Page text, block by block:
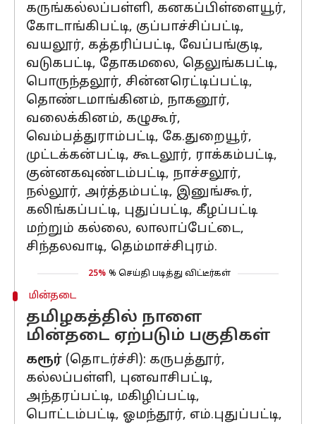
கருங்கல்லப்பள்ளி, கனகப்பிள்ளையூர்,
கோடாங்கிபட்டி, குப்பாச்சிப்பட்டி,
வயலூர், கத்தரிப்பட்டி, வேப்பங்குடி,
வடுகபட்டி, தோகமலை, தெலுங்கபட்டி,
பொருந்தலூர், சின்னரெட்டிப்பட்டி,
தொண்டமாங்கினம், நாகனூர்,
வலைக்கினம், கழுகூர்,
வெம்பத்துராம்பட்டி, கே.துறையூர்,
முட்டக்கன்பட்டி, கூடலூர், ராக்கம்பட்டி,
குன்னகவுண்டம்பட்டி, நாச்சலூர்,
நல்லூர், அர்த்தம்பட்டி, இனுங்கூர்,
கலிங்கப்பட்டி, புதுப்பட்டி, கீழப்பட்டி
மற்றும் கல்லை, லாலாப்பேட்டை,
சிந்தலவாடி, தெம்மாச்சிபுரம்.
25% % செய்தி படித்து விட்டீர்கள்
மின்தடை
தமிழகத்தில் நாளை
மின்தடை ஏற்படும் பகுதிகள்
கரூர் (தொடர்ச்சி): கருபத்தூர்,
கல்லப்பள்ளி, புனவாசிபட்டி,
அந்தரப்பட்டி, மகிழிப்பட்டி,
பொட்டம்பட்டி, ஓமந்தூர், எம்.புதுப்பட்டி,